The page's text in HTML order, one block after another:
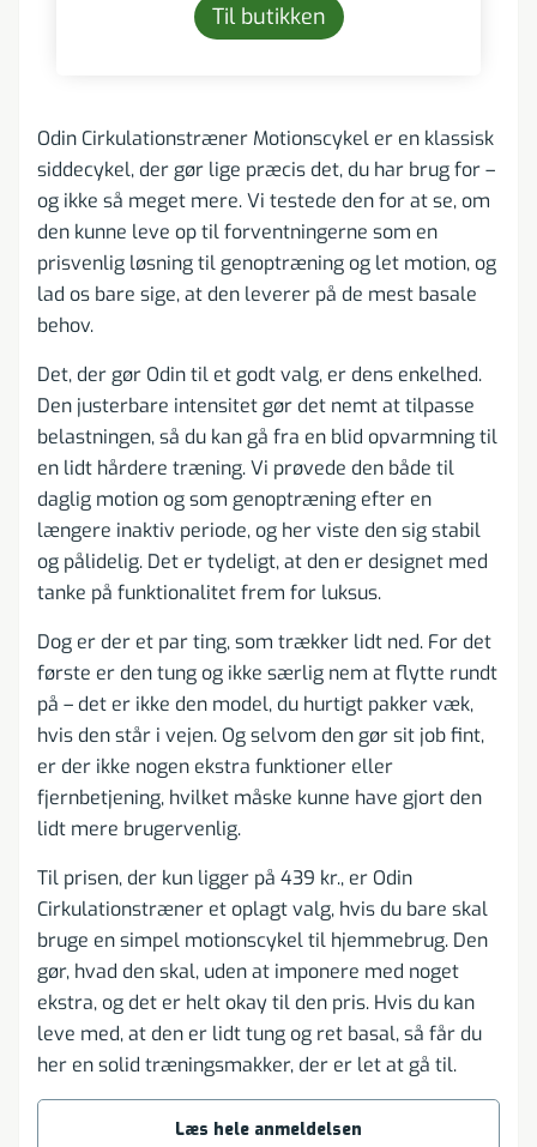
Til butikken
Odin Cirkulationstræner Motionscykel er en klassisk
siddecykel, der gør lige præcis det, du har brug for –
og ikke så meget mere. Vi testede den for at se, om
den kunne leve op til forventningerne som en
prisvenlig løsning til genoptræning og let motion, og
lad os bare sige, at den leverer på de mest basale
behov.
Det, der gør Odin til et godt valg, er dens enkelhed.
Den justerbare intensitet gør det nemt at tilpasse
belastningen, så du kan gå fra en blid opvarmning til
en lidt hårdere træning. Vi prøvede den både til
daglig motion og som genoptræning efter en
længere inaktiv periode, og her viste den sig stabil
og pålidelig. Det er tydeligt, at den er designet med
tanke på funktionalitet frem for luksus.
Dog er der et par ting, som trækker lidt ned. For det
første er den tung og ikke særlig nem at flytte rundt
på – det er ikke den model, du hurtigt pakker væk,
hvis den står i vejen. Og selvom den gør sit job fint,
er der ikke nogen ekstra funktioner eller
fjernbetjening, hvilket måske kunne have gjort den
lidt mere brugervenlig.
Til prisen, der kun ligger på 439 kr., er Odin
Cirkulationstræner et oplagt valg, hvis du bare skal
bruge en simpel motionscykel til hjemmebrug. Den
gør, hvad den skal, uden at imponere med noget
ekstra, og det er helt okay til den pris. Hvis du kan
leve med, at den er lidt tung og ret basal, så får du
her en solid træningsmakker, der er let at gå til.
Læs hele anmeldelsen